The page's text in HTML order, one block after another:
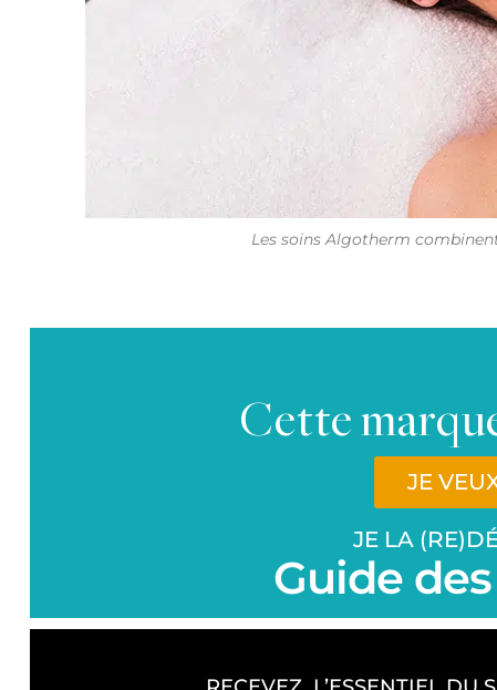
Les soins Algotherm
Cette
JE
JE LA
Guide